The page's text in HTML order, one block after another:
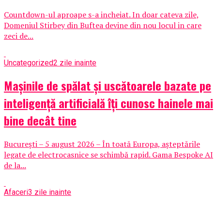
Countdown-ul aproape s-a incheiat. In doar cateva zile,
Domeniul Stirbey din Buftea devine din nou locul in care
zeci de...
Uncategorized2 zile inainte
Mașinile de spălat și uscătoarele bazate pe
inteligență artificială îți cunosc hainele mai
bine decât tine
București – 5 august 2026 – În toată Europa, așteptările
legate de electrocasnice se schimbă rapid. Gama Bespoke AI
de la...
Afaceri3 zile inainte